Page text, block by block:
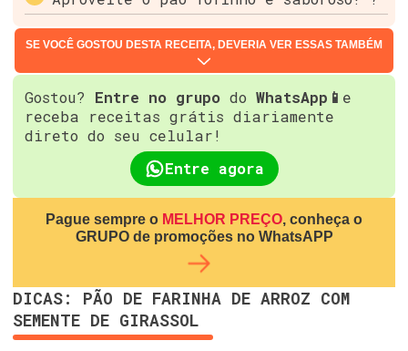
SE VOCÊ GOSTOU DESTA RECEITA, DEVERIA VER ESSAS TAMBÉM
Gostou? Entre no grupo do WhatsApp📱 e
receba receitas grátis diariamente
direto do seu celular!
Entre agora
Pague sempre o MELHOR PREÇO, conheça o
GRUPO de promoções no WhatsAPP
DICAS: PÃO DE FARINHA DE ARROZ COM
SEMENTE DE GIRASSOL